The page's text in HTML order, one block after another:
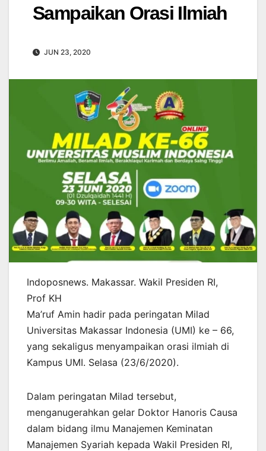
Sampaikan Orasi Ilmiah
JUN 23, 2020
Indoposnews. Makassar. Wakil Presiden RI,
Prof KH
Ma’ruf Amin hadir pada peringatan Milad
Universitas Makassar Indonesia (UMI) ke – 66,
yang sekaligus menyampaikan orasi ilmiah di
Kampus UMI. Selasa (23/6/2020).
Dalam peringatan Milad tersebut,
menganugerahkan gelar Doktor Hanoris Causa
dalam bidang ilmu Manajemen Keminatan
Manajemen Syariah kepada Wakil Presiden RI,